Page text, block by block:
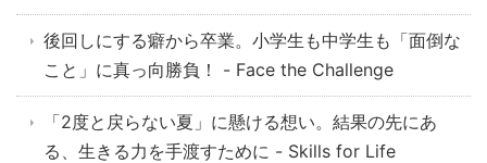
後回しにする癖から卒業。小学生も中学生も「面倒な
こと」に真っ向勝負！ - Face the Challenge
「2度と戻らない夏」に懸ける想い。結果の先にあ
る、生きる力を手渡すために - Skills for Life